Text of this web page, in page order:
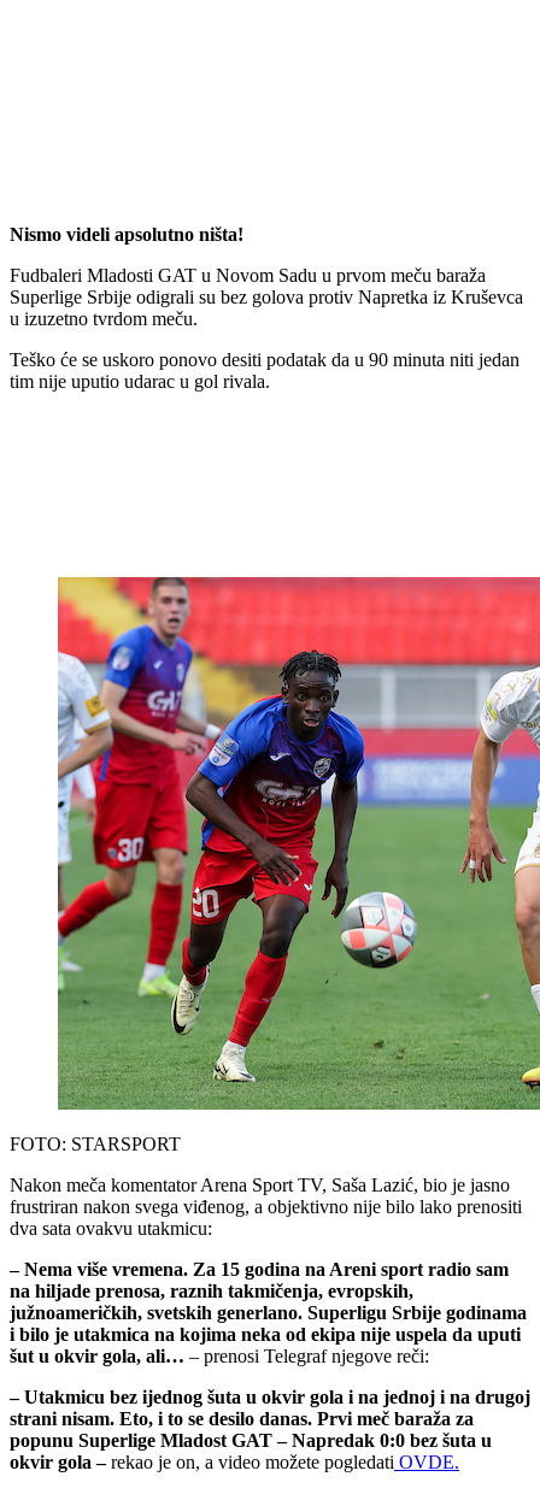
Nismo videli apsolutno ništa!
Fudbaleri Mladosti GAT u Novom Sadu u prvom meču baraža
Superlige Srbije odigrali su bez golova protiv Napretka iz Kruševca
u izuzetno tvrdom meču.
Teško će se uskoro ponovo desiti podatak da u 90 minuta niti jedan
tim nije uputio udarac u gol rivala.
FOTO: STARSPORT
Nakon meča komentator Arena Sport TV, Saša Lazić, bio je jasno
frustriran nakon svega viđenog, a objektivno nije bilo lako prenositi
dva sata ovakvu utakmicu:
– Nema više vremena. Za 15 godina na Areni sport radio sam
na hiljade prenosa, raznih takmičenja, evropskih,
južnoameričkih, svetskih generlano. Superligu Srbije godinama
i bilo je utakmica na kojima neka od ekipa nije uspela da uputi
šut u okvir gola, ali… – prenosi Telegraf njegove reči:
– Utakmicu bez ijednog šuta u okvir gola i na jednoj i na drugoj
strani nisam. Eto, i to se desilo danas. Prvi meč baraža za
popunu Superlige Mladost GAT – Napredak 0:0 bez šuta u
okvir gola –rekao je on, a video možete pogledati OVDE.